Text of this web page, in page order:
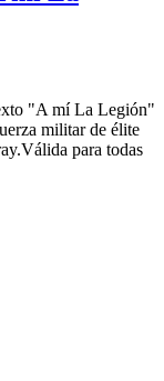
"A mí La Legión"
militar de élite
para todas